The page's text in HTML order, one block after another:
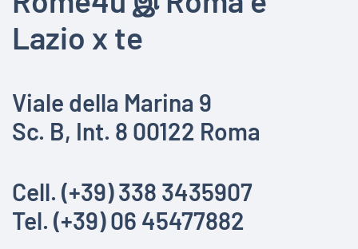
Lazio x te
Viale della Marina 9
Sc. B, Int. 8 00122 Roma
Cell. (+39) 338 3435907
Tel. (+39) 06 45477882